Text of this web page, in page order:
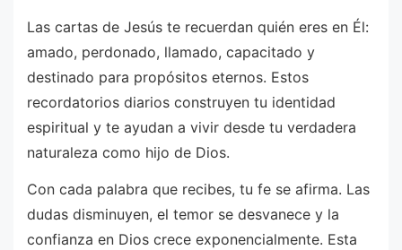
Las cartas de Jesús te recuerdan quién eres en Él:
amado, perdonado, llamado, capacitado y
destinado para propósitos eternos. Estos
recordatorios diarios construyen tu identidad
espiritual y te ayudan a vivir desde tu verdadera
naturaleza como hijo de Dios.
Con cada palabra que recibes, tu fe se afirma. Las
dudas disminuyen, el temor se desvanece y la
confianza en Dios crece exponencialmente. Esta